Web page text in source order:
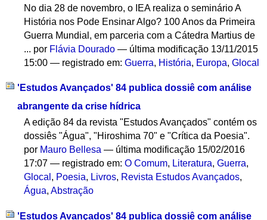
No dia 28 de novembro, o IEA realiza o seminário A
História nos Pode Ensinar Algo? 100 Anos da Primeira
Guerra Mundial, em parceria com a Cátedra Martius de
... por Flávia Dourado — última modificação 13/11/2015
15:00— registrado em:Guerra, História, Europa,Glocal
'Estudos Avançados' 84 publica dossiê com análise
abrangente da crise hídrica
A edição 84 da revista "Estudos Avançados" contém os
dossiês "Água", "Hiroshima 70" e "Crítica da Poesia".
por Mauro Bellesa — última modificação 15/02/2016
17:07— registrado em:O Comum, Literatura,Guerra,
Glocal , Poesia, Livros, Revista Estudos Avançados,
Água,Abstração
'Estudos Avançados' 84 publica dossiê com análise